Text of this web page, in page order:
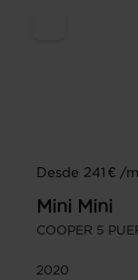
Desde 241 € /
Mini Mini
COOPER 5
2020